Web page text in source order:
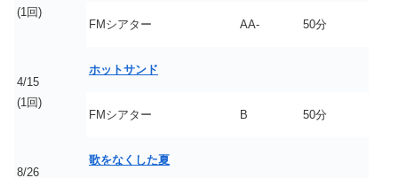
(1回)
FMシアター AA- 50分
4/15
(1回)
ホットサンド
FMシアター B 50分
8/26
歌をなくした夏